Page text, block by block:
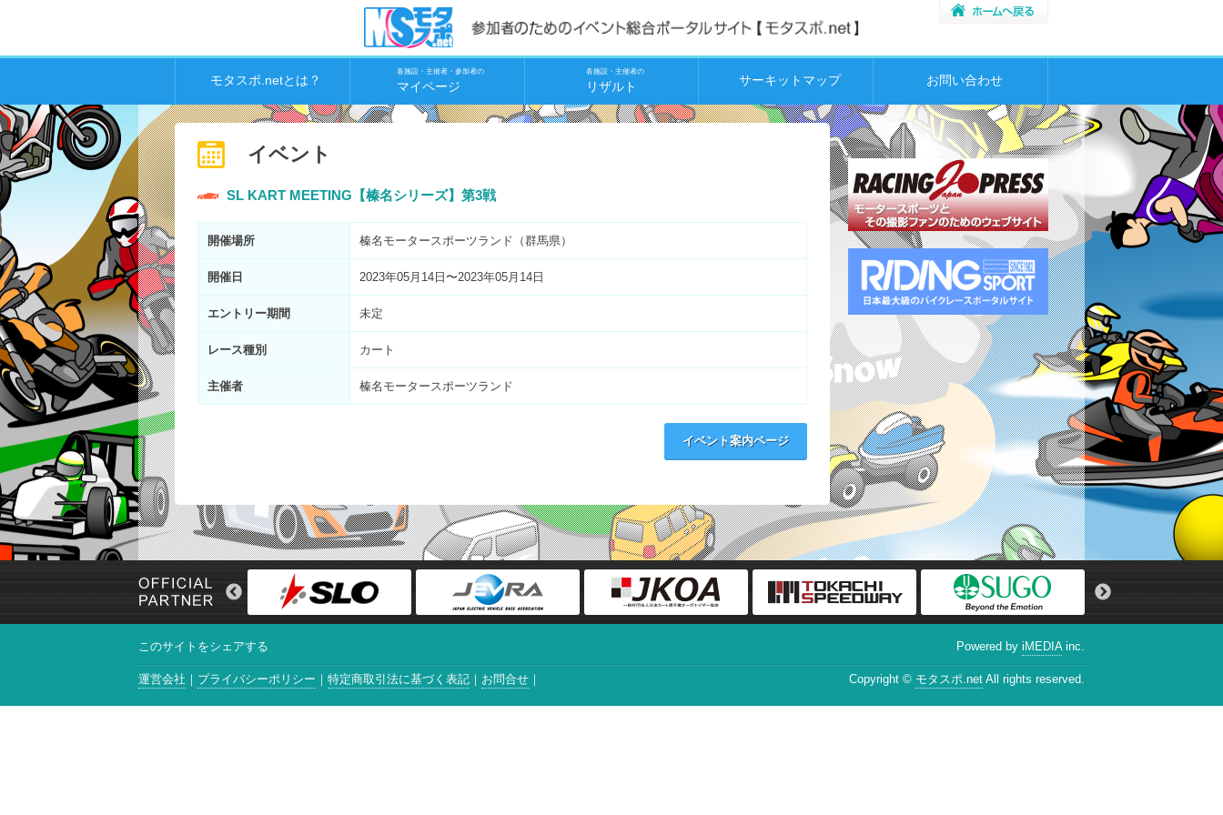
モタスポ.netとは？
各施設・主催者・参加者の
マイページ
各施設・主催者の
リザルト サーキットマップ お問い合わせ
イベント
SL KART MEETING【榛名シリーズ】第3戦
開催場所 榛名モータースポーツランド（群馬県）
開催日 2023年05月14日〜2023年05月14日
エントリー期間 未定
レース種別 カート
主催者 榛名モータースポーツランド
イベント案内ページ
このサイトをシェアする Powered by iMEDIAinc.
運営会社 プライバシーポリシー 特定商取引法に基づく表記 お問合せ Copyright © モタスポ.net All rights reserved.